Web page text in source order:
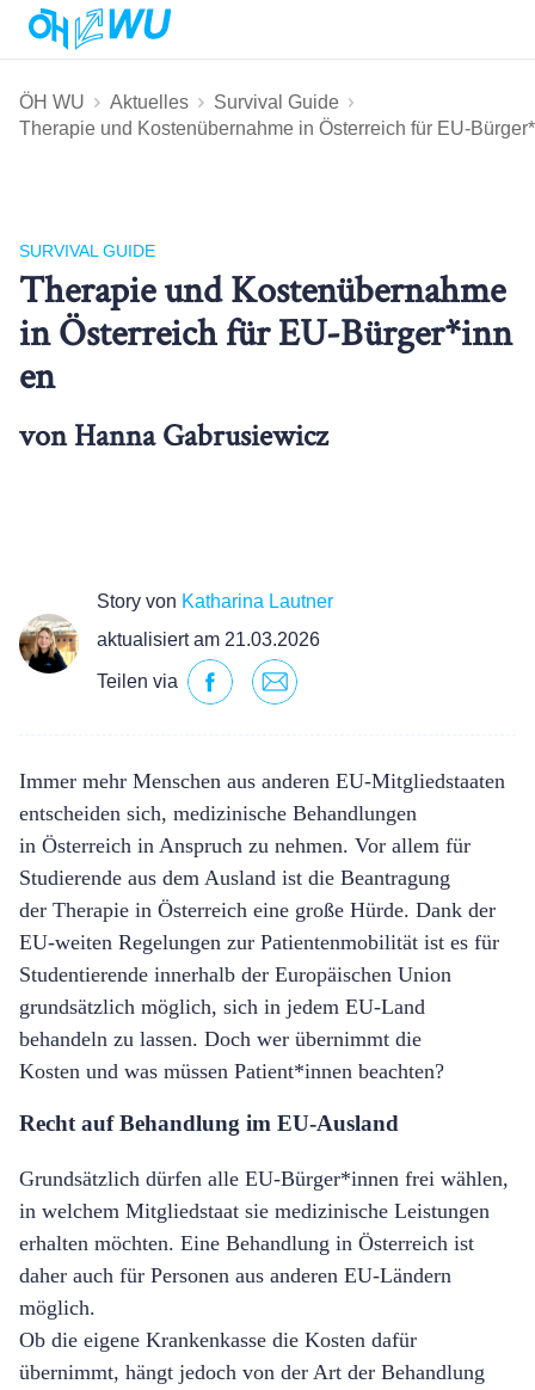
ÖH WU Aktuelles
Survival Guide
Therapie und Kostenübernahme in Österreich für EU-
SURVIVAL GUIDE
Therapie und Kostenübernahme
in Österreich für EU-Bürger*inn
en
von Hanna Gabrusiewicz
Story von Katharina Lautner
aktualisiert am 21.03.2026
Teilen via
Immer mehr Menschen aus anderen EU-Mitgliedstaaten
entscheiden sich, medizinische Behandlungen
in Österreich in Anspruch zu nehmen. Vor allem für
Studierende aus dem Ausland ist die Beantragung
der Therapie in Österreich eine große Hürde. Dank der
EU-weiten Regelungen zur Patientenmobilität ist es für
Studentierende innerhalb der Europäischen Union
grundsätzlich möglich, sich in jedem EU-Land
behandeln zu lassen. Doch wer übernimmt die
Kosten und was müssen Patient*innen beachten?
Recht auf Behandlung im EU-Ausland
Grundsätzlich dürfen alle EU-Bürger*innen frei wählen,
in welchem Mitgliedstaat sie medizinische Leistungen
erhalten möchten. Eine Behandlung in Österreich ist
daher auch für Personen aus anderen EU-Ländern
möglich.
Ob die eigene Krankenkasse die Kosten dafür
übernimmt, hängt jedoch von der Art der Behandlung